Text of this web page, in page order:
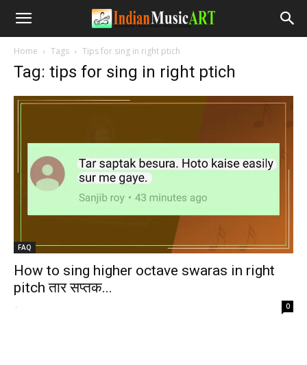
Home Tags Tips for sing in right ptich
Tag: tips for sing in right ptich
FAQ
How to sing higher octave swaras in right
pitch तार सप्तक...
- 0